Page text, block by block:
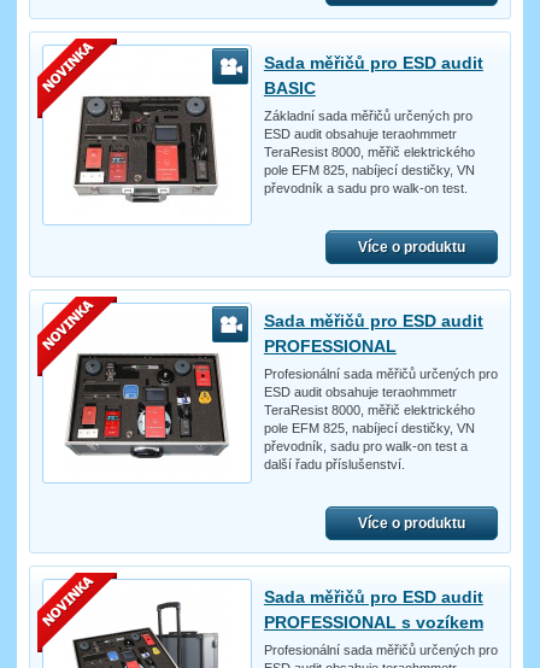
Sada měřičů pro ESD audit
BASIC
Základní sada měřičů určených pro
ESD audit obsahuje teraohmmetr
TeraResist 8000, měřič elektrického
pole EFM 825, nabíjecí destičky, VN
převodník a sadu pro walk-on test.
Více o produktu
Sada měřičů pro ESD audit
PROFESSIONAL
Profesionální sada měřičů určených pro
ESD audit obsahuje teraohmmetr
TeraResist 8000, měřič elektrického
pole EFM 825, nabíjecí destičky, VN
převodník, sadu pro walk-on test a
další řadu příslušenství.
Více o produktu
Sada měřičů pro ESD audit
PROFESSIONAL s vozíkem
Profesionální sada měřičů určených pro